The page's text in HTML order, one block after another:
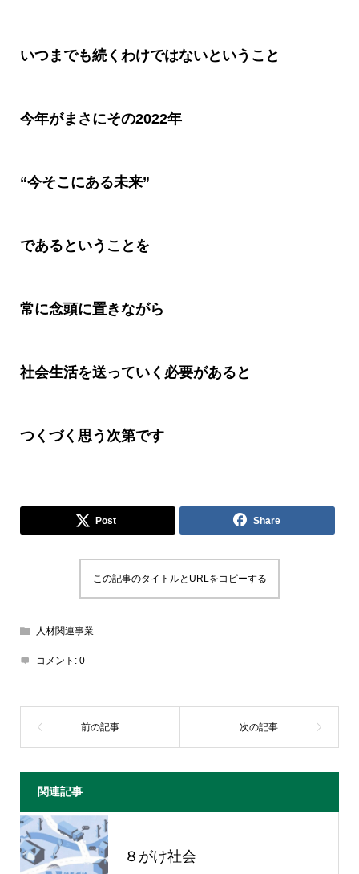
いつまでも続くわけではないということ
今年がまさにその2022年
“今そこにある未来”
であるということ を
常に念頭に置きながら
社会生活を送っていく必要があると
つくづく思う次第です
Post Share
この記事のタイトルとURLをコピーする
人材関連事業
コメント: 0
関連記事
８がけ社会